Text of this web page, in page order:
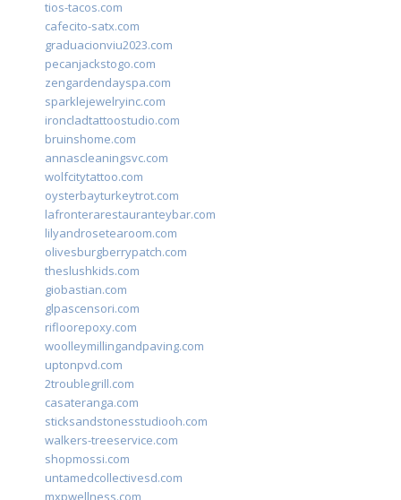
tios-tacos.com
cafecito-satx.com
graduacionviu2023.com
pecanjackstogo.com
zengardendayspa.com
sparklejewelryinc.com
ironcladtattoostudio.com
bruinshome.com
annascleaningsvc.com
wolfcitytattoo.com
oysterbayturkeytrot.com
lafronterarestauranteybar.com
lilyandrosetearoom.com
olivesburgberrypatch.com
theslushkids.com
giobastian.com
glpascensori.com
rifloorepoxy.com
woolleymillingandpaving.com
uptonpvd.com
2troublegrill.com
casateranga.com
sticksandstonesstudiooh.com
walkers-treeservice.com
shopmossi.com
untamedcollectivesd.com
mxpwellness.com